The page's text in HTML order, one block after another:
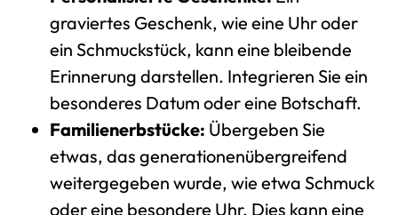
graviertes Geschenk, wie eine Uhr oder
ein Schmuckstück, kann eine bleibende
Erinnerung darstellen. Integrieren Sie ein
besonderes Datum oder eine Botschaft.
Familienerbstücke: Übergeben Sie
etwas, das generationenübergreifend
weitergegeben wurde, wie etwa Schmuck
oder eine besondere Uhr. Dies kann eine